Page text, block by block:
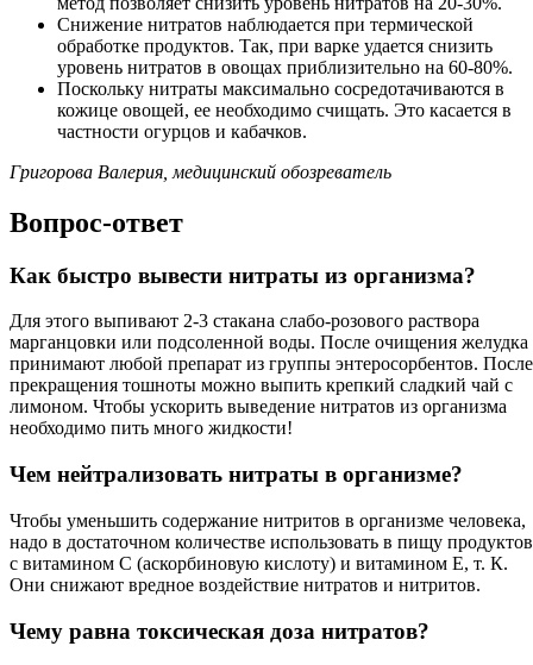
Снижение нитратов наблюдается при термической
обработке продуктов. Так, при варке удается снизить
уровень нитратов в овощах приблизительно на 60-80%.
Поскольку нитраты максимально сосредотачиваются в
кожице овощей, ее необходимо счищать. Это касается в
частности огурцов и кабачков.
Григорова Валерия, медицинский обозреватель
Вопрос-ответ
Как быстро вывести нитраты из организма?
Для этого выпивают 2-3 стакана слабо-розового раствора
марганцовки или подсоленной воды. После очищения желудка
принимают любой препарат из группы энтеросорбентов. После
прекращения тошноты можно выпить крепкий сладкий чай с
лимоном. Чтобы ускорить выведение нитратов из организма
необходимо пить много жидкости!
Чем нейтрализовать нитраты в организме?
Чтобы уменьшить содержание нитритов в организме человека,
надо в достаточном количестве использовать в пищу продуктов
с витамином С (аскорбиновую кислоту) и витамином Е, т. К.
Они снижают вредное воздействие нитратов и нитритов.
Чему равна токсическая доза нитратов?